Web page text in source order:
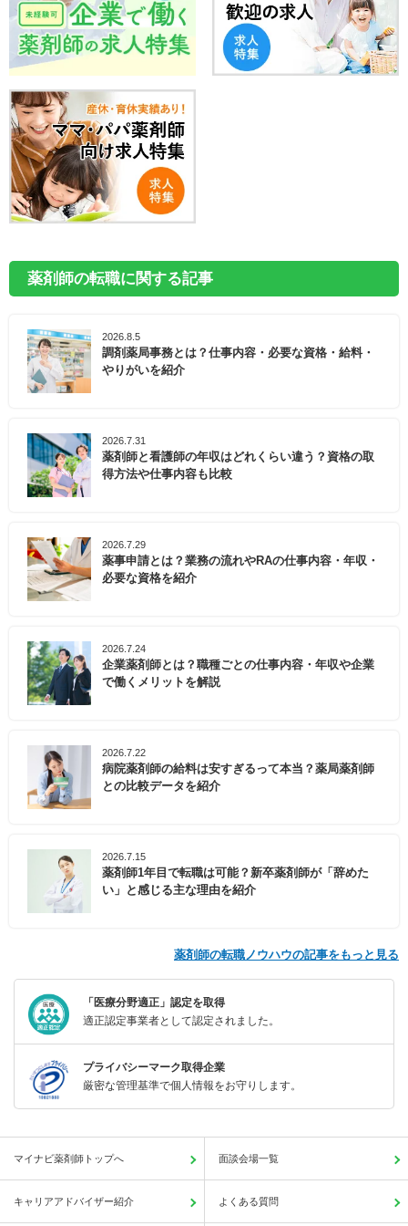
薬剤師の転職に関する記事
2026.8.5
調剤薬局事務とは？仕事内容・必要な資格・給料・
やりがいを紹介
2026.7.31
薬剤師と看護師の年収はどれくらい違う？資格の取
得方法や仕事内容も比較
2026.7.29
薬事申請とは？業務の流れやRAの仕事内容・年収・
必要な資格を紹介
2026.7.24
企業薬剤師とは？職種ごとの仕事内容・年収や企業
で働くメリットを解説
2026.7.22
病院薬剤師の給料は安すぎるって本当？薬局薬剤師
との比較データを紹介
2026.7.15
薬剤師1年目で転職は可能？新卒薬剤師が「辞めた
い」と感じる主な理由を紹介
薬剤師の転職ノウハウの記事をもっと見る
「医療分野適正」認定を取得
適正認定事業者として認定されました。
プライバシーマーク取得企業
厳密な管理基準で個人情報をお守りします。
マイナビ薬剤師トップへ 面談会場一覧
キャリアアドバイザー紹介 よくある質問